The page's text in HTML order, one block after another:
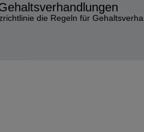
die Regeln für